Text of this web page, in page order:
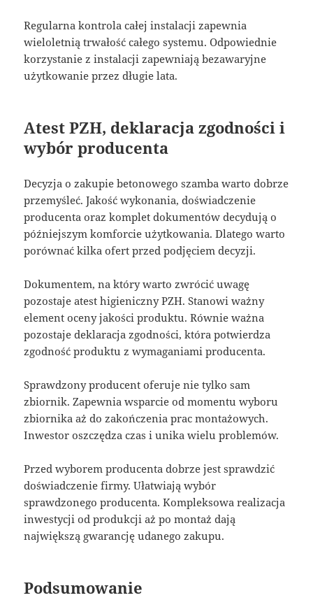
Regularna kontrola całej instalacji zapewnia
wieloletnią trwałość całego systemu. Odpowiednie
korzystanie z instalacji zapewniają bezawaryjne
użytkowanie przez długie lata.
Atest PZH, deklaracja zgodności i
wybór producenta
Decyzja o zakupie betonowego szamba warto dobrze
przemyśleć. Jakość wykonania, doświadczenie
producenta oraz komplet dokumentów decydują o
późniejszym komforcie użytkowania. Dlatego warto
porównać kilka ofert przed podjęciem decyzji.
Dokumentem, na który warto zwrócić uwagę
pozostaje atest higieniczny PZH. Stanowi ważny
element oceny jakości produktu. Równie ważna
pozostaje deklaracja zgodności, która potwierdza
zgodność produktu z wymaganiami producenta.
Sprawdzony producent oferuje nie tylko sam
zbiornik. Zapewnia wsparcie od momentu wyboru
zbiornika aż do zakończenia prac montażowych.
Inwestor oszczędza czas i unika wielu problemów.
Przed wyborem producenta dobrze jest sprawdzić
doświadczenie firmy. Ułatwiają wybór
sprawdzonego producenta. Kompleksowa realizacja
inwestycji od produkcji aż po montaż dają
największą gwarancję udanego zakupu.
Podsumowanie